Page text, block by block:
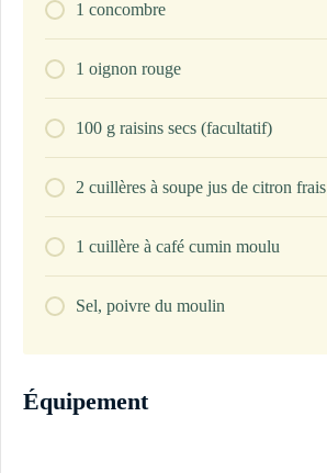
1 concombre
1 oignon rouge
100 g raisins secs (facultatif)
2 cuillères à soupe jus de citron frais
1 cuillère à café cumin moulu
Sel, poivre du moulin
Équipement